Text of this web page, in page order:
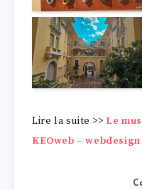
Lire la suite >> Le
KEOweb –